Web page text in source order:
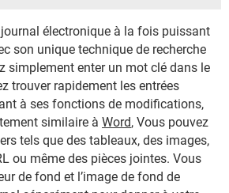
électronique à la fois puissant
son unique technique de recherche
simplement enter un mot clé dans le
trouver rapidement les entrées
à ses fonctions de modifications,
similaire à Word, Vous pouvez
tels que des tableaux, des images,
ou même des pièces jointes. Vous
de fond et l’image de fond de